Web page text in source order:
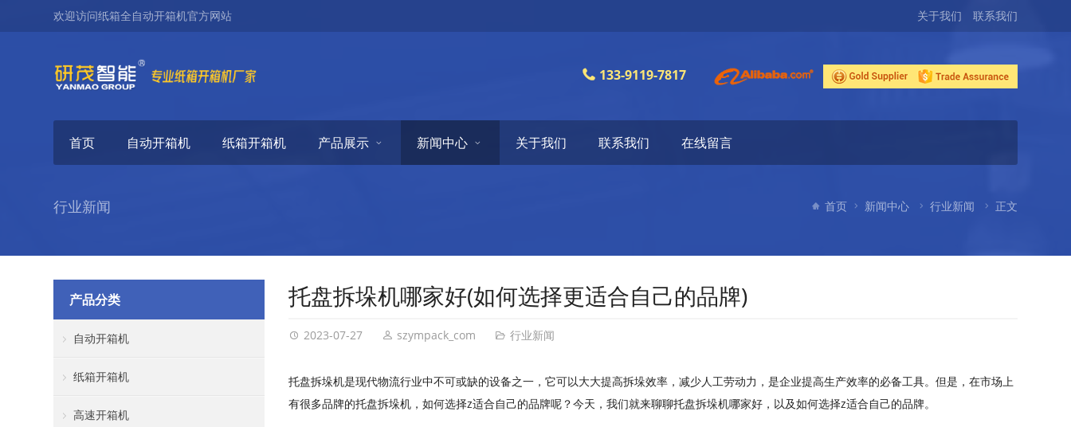
欢迎访问纸箱全自动开箱机官方网站 关于我们 联系我们
133-9119-7817
首页 自动开箱机 纸箱开箱机 产品展示 新闻中心 关于我们 联系我们 在线留言
行业新闻 首页 新闻中心 行业新闻 正文
托盘拆垛机哪家好(如何选择更适合自己的品牌)
2023-07-27 szympack_com 行业新闻
托盘拆垛机是现代物流行业中不可或缺的设备之一，它可以大大提高拆垛效率，减少人工劳动力，是企业提高生产效率的必备工具。但是，在市场上
有很多品牌的托盘拆垛机，如何选择z适合自己的品牌呢？今天，我们就来聊聊托盘拆垛机哪家好，以及如何选择z适合自己的品牌。
产品分类
自动开箱机
纸箱开箱机
高速开箱机